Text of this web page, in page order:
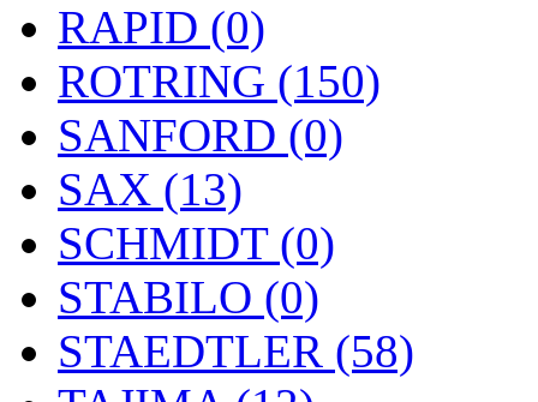
RAPID (0)
ROTRING (150)
SANFORD (0)
SAX (13)
SCHMIDT (0)
STABILO (0)
STAEDTLER (58)